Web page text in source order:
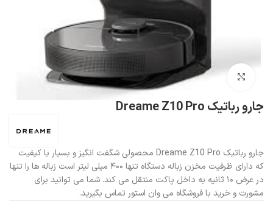
بزرگنمایی تصویر
جارو رباتیک Dreame Z10 Pro
جارو رباتیک Dreame Z10 Pro محصولی شگفت انگیز و بسیار با کیفیت
که دارای ظرفیت مخزن زباله دستگاه تنها ۴۰۰ میلی لیتر است زباله ها را تنها
در عرض ۱۰ ثانیه به داخل پاکت منتقل می کند. شما می توانید برای
مشورت و خرید با فروشگاه می وان استور تماس بگیرید.